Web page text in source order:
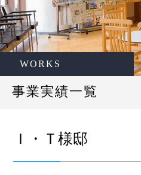
WORKS
事業実績一覧
Ｉ・Ｔ様邸